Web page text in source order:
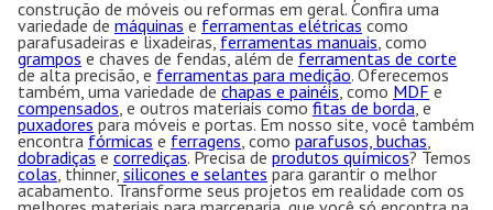
construção de móveis ou reformas em geral. Confira uma
variedade de máquinas e ferramentas elétricas como
parafusadeiras e lixadeiras, ferramentas manuais, como
grampos e chaves de fendas, além de ferramentas de corte
de alta precisão, e ferramentas para medição. Oferecemos
também, uma variedade de chapas e painéis, como MDF e
compensados, e outros materiais como fitas de borda, e
puxadores para móveis e portas. Em nosso site, você também
encontra fórmicas e ferragens, como parafusos, buchas,
dobradiças e corrediças. Precisa de produtos químicos? Temos
colas, thinner, silicones e selantes para garantir o melhor
acabamento. Transforme seus projetos em realidade com os